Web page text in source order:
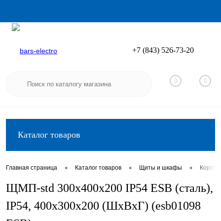
Вход
+7 (843) 526-73-20
0 0
Каталог товаров
Главная страница • Каталог товаров • Щиты и шкафы •
ЩМП-std 300х400х200 IP54 ESB (сталь),
IP54, 400х300х200 (ШхВхГ) (esb01098